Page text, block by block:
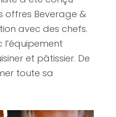
offres Beverage &
avec des chefs.
et pâtissier. De
toute sa